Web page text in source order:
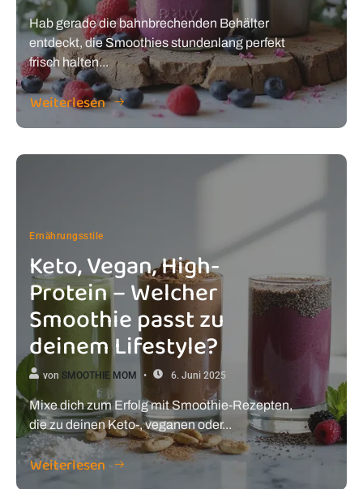
Hab gerade die bahnbrechenden Behälter
entdeckt, die Smoothies stundenlang perfekt
frisch halten...
Weiterlesen
Ernährungsstile
Keto, Vegan, High-
Protein – Welcher
Smoothie passt zu
deinem Lifestyle?
von SMOOTHIE MOM 6. Juni 2025
Mixe dich zum Erfolg mit Smoothie-Rezepten,
die zu deinen Keto-, veganen oder...
Weiterlesen